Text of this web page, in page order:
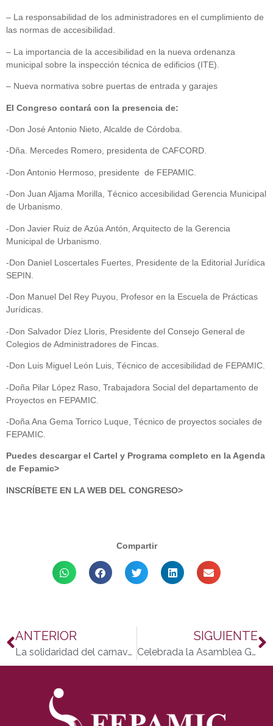
– La responsabilidad de los administradores en el cumplimiento de
las normas de accesibilidad.
– La importancia de la accesibilidad en la nueva ordenanza
municipal sobre la inspección técnica de edificios (ITE).
– Nueva normativa sobre puertas de entrada y garajes
El Congreso contará con la presencia de:
-Don José Antonio Nieto, Alcalde de Córdoba.
-Dña. Mercedes Romero, presidenta de CAFCORD.
-Don Antonio Hermoso, presidente de FEPAMIC.
-Don Juan Aljama Morilla, Técnico accesibilidad Gerencia Municipal
de Urbanismo.
-Don Javier Ruiz de Azúa Antón, Arquitecto de la Gerencia
Municipal de Urbanismo.
-Don Daniel Loscertales Fuertes, Presidente de la Editorial Jurídica
SEPIN.
-Don Manuel Del Rey Puyou, Profesor en la Escuela de Prácticas
Jurídicas.
-Don Salvador Díez Lloris, Presidente del Consejo General de
Colegios de Administradores de Fincas.
-Don Luis Miguel León Luis, Técnico de accesibilidad de FEPAMIC.
-Doña Pilar López Raso, Trabajadora Social del departamento de
Proyectos en FEPAMIC.
-Doña Ana Gema Torrico Luque, Técnico de proyectos sociales de
FEPAMIC.
Puedes descargar el Cartel y Programa completo en la Agenda
de Fepamic>
INSCRÍBETE EN LA WEB DEL CONGRESO>
Compartir
ANTERIOR
La solidaridad del carnaval cordobés con las personas con discapacidad
SIGUIENTE
Celebrada la Asamblea General de Fepamic 2014